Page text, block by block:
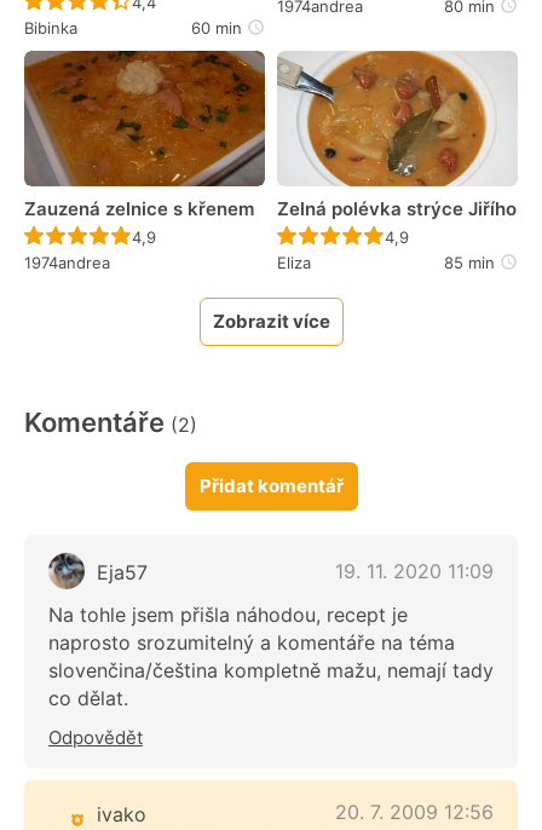
Bibinka
60 min
1974andrea
80 min
Zauzená zelnice s křenem
Recept ještě nebyl hodnocen
4,9
1974andrea
Zelná polévka strýce Jiřího
Recept ještě nebyl
4,9
Eliza
85 min
Zobrazit více
Komentáře (2)
Přidat komentář
Eja57
19. 11. 2020 11:09
Na tohle jsem přišla náhodou, recept je
naprosto srozumitelný a komentáře na téma
slovenčina/čeština kompletně mažu, nemají tady
co dělat.
Odpovědět
ivako 20. 7. 2009 12:56